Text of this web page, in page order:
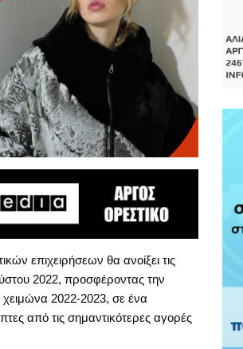
επιχειρήσεων θα ανοίξει τις
2022, προσφέροντας την
χειμώνα 2022-2023, σε ένα
από τις σημαντικότερες αγορές